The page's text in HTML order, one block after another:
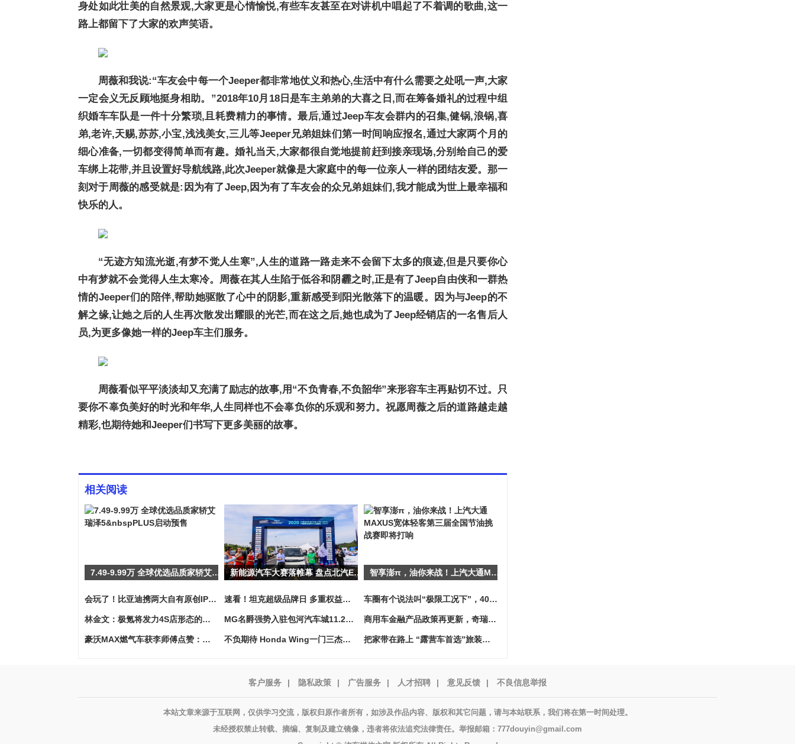
身处如此壮美的自然景观,大家更是心情愉悦,有些车友甚至在对讲机中唱起了不着调的歌曲,这一
路上都留下了大家的欢声笑语。
周薇和我说:“车友会中每一个Jeeper都非常地仗义和热心,生活中有什么需要之处吼一声,大家
一定会义无反顾地挺身相助。”2018年10月18日是车主弟弟的大喜之日,而在筹备婚礼的过程中组
织婚车车队是一件十分繁琐,且耗费精力的事情。最后,通过Jeep车友会群内的召集,健锅,浪锅,喜
弟,老许,天赐,苏苏,小宝,浅浅美女,三儿等Jeeper兄弟姐妹们第一时间响应报名,通过大家两个月的
细心准备,一切都变得简单而有趣。婚礼当天,大家都很自觉地提前赶到接亲现场,分别给自己的爱
车绑上花带,并且设置好导航线路,此次Jeeper就像是大家庭中的每一位亲人一样的团结友爱。那一
刻对于周薇的感受就是:因为有了Jeep,因为有了车友会的众兄弟姐妹们,我才能成为世上最幸福和
快乐的人。
“无迹方知流光逝,有梦不觉人生寒”,人生的道路一路走来不会留下太多的痕迹,但是只要你心
中有梦就不会觉得人生太寒冷。周薇在其人生陷于低谷和阴霾之时,正是有了Jeep自由侠和一群热
情的Jeeper们的陪伴,帮助她驱散了心中的阴影,重新感受到阳光散落下的温暖。因为与Jeep的不
解之缘,让她之后的人生再次散发出耀眼的光芒,而在这之后,她也成为了Jeep经销店的一名售后人
员,为更多像她一样的Jeep车主们服务。
周薇看似平平淡淡却又充满了励志的故事,用“不负青春,不负韶华”来形容车主再贴切不过。只
要你不辜负美好的时光和年华,人生同样也不会辜负你的乐观和努力。祝愿周薇之后的道路越走越
精彩,也期待她和Jeeper们书写下更多美丽的故事。
相关阅读
7.49-9.99万 全球优选品质家轿艾瑞泽5 PLUS启动预售 新能源汽车大赛落帷幕 盘点北汽EV5的高光时刻 智享澎π，油你来战！上汽大通MAXUS宽体轻客第三届全国节油挑战赛即将打响
会玩了！比亚迪携两大自有原创IP首登ChinaJoy，由虚向实打破次元壁！ 速看！坦克超级品牌日 多重权益密集释放 车圈有个说法叫“极限工况下”，40000+小时能得到什么答案
林金文：极氪将发力4S店形态的极氪家 MG名爵强势入驻包河汽车城11.28盛大开业 集88赞领金六福酒两瓶 商用车金融产品政策再更新，奇瑞金融助卡友实现创业梦
豪沃MAX燃气车获李师傅点赞：拉49吨货，百公里气耗29kg，妥妥的赚钱神器！ 不负期待 Honda Wing一门三杰闪耀登场 CM300、NSS350、CB300R正式上市并发布售价 把家带在路上 “露营车首选”旅装炮售价26.78万-28.98万
客户服务 | 隐私政策 | 广告服务 | 人才招聘 | 意见反馈 | 不良信息举报
本站文章来源于互联网，仅供学习交流，版权归原作者所有，如涉及作品内容、版权和其它问题，请与本站联系，我们将在第一时间处理。
未经授权禁止转载、摘编、复制及建立镜像，违者将依法追究法律责任。举报邮箱：777douyin@gmail.com